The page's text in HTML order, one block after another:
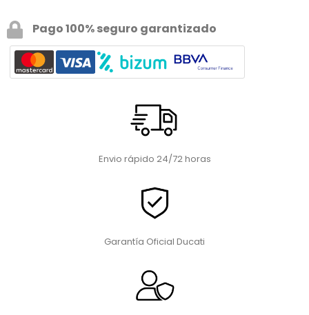
Pago 100% seguro garantizado
Envio rápido 24/72 horas
Garantía Oficial Ducati